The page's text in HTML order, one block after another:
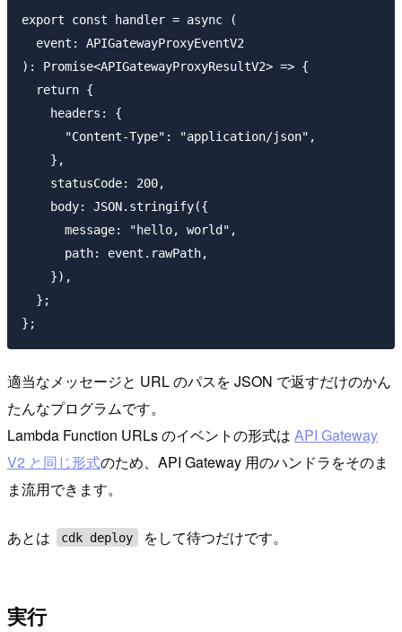
export const handler = async (
  event: APIGatewayProxyEventV2
): Promise<APIGatewayProxyResultV2> => {
  return {
    headers: {
      "Content-Type": "application/json",
    },
    statusCode: 200,
    body: JSON.stringify({
      message: "hello, world",
      path: event.rawPath,
    }),
  };
適当なメッセージと URL のパスを JSON で返すだけのかん
たんなプログラムです。
Lambda Function URLs のイベントの形式は API Gateway
V2 と同じ形式のため、API Gateway 用のハンドラをそのま
ま流用できます。
あとは cdk deploy をして待つだけです。
実行